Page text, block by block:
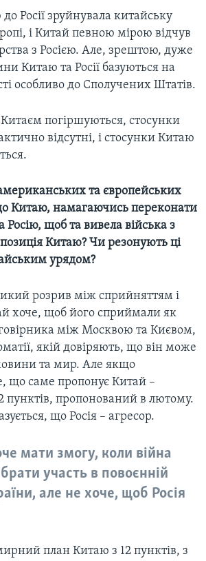
Росії зруйнувала китайську
і Китай певною мірою відчув
з Росією. Але, зрештою, дуже
Китаю та Росії базуються на
особливо до Сполучених Штатів.
погіршуються, стосунки
відсутні, і стосунки Китаю
та європейських
Китаю, намагаючись переконати
Росію, щоб та вивела війська з
Китаю? Чи резонують ці
урядом?
розрив між сприйняттям і
хоче, щоб його сприймали як
між Москвою та Києвом,
якій довіряють, що він може
та мир. Але якщо
що саме пропонує Китай –
пунктів, пропонований в лютому.
що Росія – агресор.
мати змогу, коли війна
участь в повоєнній
але не хоче, щоб Росія
план Китаю з 12 пунктів, з